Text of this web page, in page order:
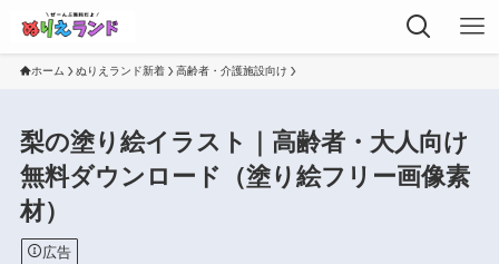
ホーム ぬりえランド新着 高齢者・介護施設向け
梨の塗り絵イラスト｜高齢者・大人向け
無料ダウンロード（塗り絵フリー画像素
材）
広告